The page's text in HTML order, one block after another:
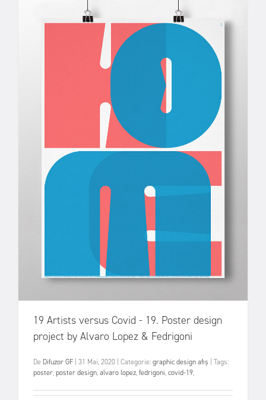
19 Artists versus Covid - 19. Poster design
project by Alvaro Lopez & Fedrigoni
De Difuzor GF 31 Mai, 2020 Categorie:graphic designafiș
Tags:
poster,poster design,alvaro lopez,fedrigoni,covid-19,